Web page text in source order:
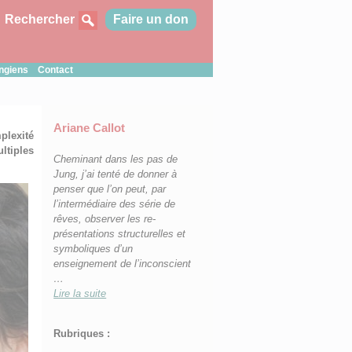
Rechercher Faire un don
Contact
Ariane Callot
Cheminant dans les pas de
Jung, j’ai tenté de donner à
penser que l’on peut, par
l’intermédiaire des série de
rêves, observer les re-
présentations structurelles et
symboliques d’un
enseignement de l’inconscient
…
Lire la suite
Rubriques :